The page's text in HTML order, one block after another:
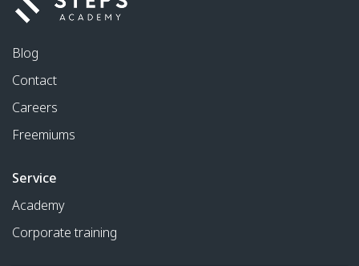
Blog
Contact
Careers
Freemiums
Service
Academy
Corporate training